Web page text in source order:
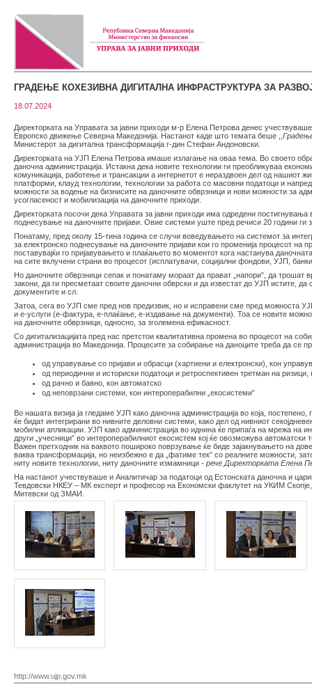
ГРАДЕЊЕ КОХЕЗИВНА ДИГИТАЛНА ИНФРАСТРУКТУРА ЗА
18.07.2024
Директорката на Управата за јавни приходи м-р Елена Петрова денес
Европско движење Северна Македонија. Настанот каде што темата беше ,,
Министерот за дигитална трансформација г-дин Стефан Андоновски.
Директорката на УЈП Елена Петрова имаше излагање на оваа тема. Во своето
даночна администрација. Истакна дека новите технологии ги преобликуваа
комуникација, работење и трансакции а интернетот е нераздвоен дел од нашиот
платформи, клауд технологии, технологии за работа со масовни податоци и
можности за водење на бизнисите на даночните обврзници и нови можности за
усогласеност и мобилизација на даночните приходи.
Директорката посочи дека Управата за јавни приходи има одредени
поднесување на даночните пријави. Овие системи уште пред речиси 20 години
Понатаму, пред околу 15-тина година се случи воведувањето на системот за
за електронско поднесување на даночните пријави кои го променија процесот
поставувајќи го пријавувањето и плаќањето во моментот кога настанува
на сите вклучени страни во процесот (исплатувачи, социјални фондови, УЈП,
Но даночните обврзници сепак и понатаму мораат да прават „напори”, да
закони, да ги пресметаат своите даночни обврски и да известат до УЈП истите,
документите и сл.
Затоа, сега во УЈП сме пред нов предизвик, но и исправени сме пред можноста
и е-услуги (е-фактура, е-плаќање, е-издавање на документи). Тоа се новите
на даночните обврзници, односно, за зголемена ефикасност.
Со дигитализацијата пред нас претстои квалитативна промена во процесот на
администрација во Македонија. Процесите за собирање на даноците треба да се
од управување со пријави и обрасци (хартиени и електронски), кон
од периодични и историски податоци и ретроспективен третман на
од рачно и бавно, кон автоматско
од неповрзани системи, кон интероперабилни „екосистеми”
Во нашата визија ја гледаме УЈП како даночна администрација во која,
ќе бидат интегрирани во нивните деловни системи, како дел од нивниот
мобилни апликации. УЈП како администрација во иднина ќе припаѓа на мрежа на
други „учесници” во интероперабилниот екосистем кој ќе овозможува автоматски
Важен претходник на ваквото пошироко поврзување ќе биде зајакнувањето на
ваква трансформација, но неизбежно е да „фатиме тек” со реалните можности,
ниту новите технологии, ниту даночните измамници - рече Директорката Елена
На настанот учествуваше и Аналитичар за податоци од Естонската даночна и
Тевдовски НКЕУ – МК експерт и професор на Економски факлутет на УКИМ
Митевски од ЗМАИ.
http://www.ujp.gov.mk